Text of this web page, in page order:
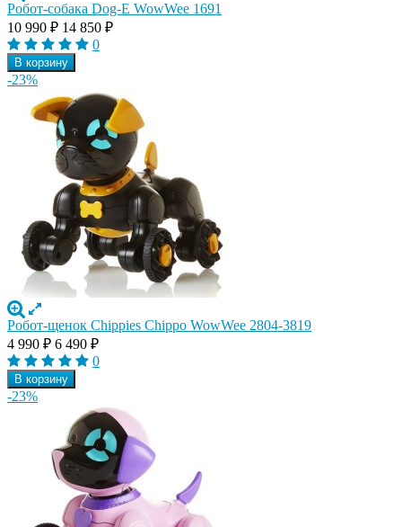
Робот-собака Dog-E WowWee 1691
10 990 ₽ 14 850 ₽
0
В корзину
-23%
Робот-щенок Chippies Chippo WowWee 2804-3819
4 990 ₽ 6 490 ₽
0
В корзину
-23%